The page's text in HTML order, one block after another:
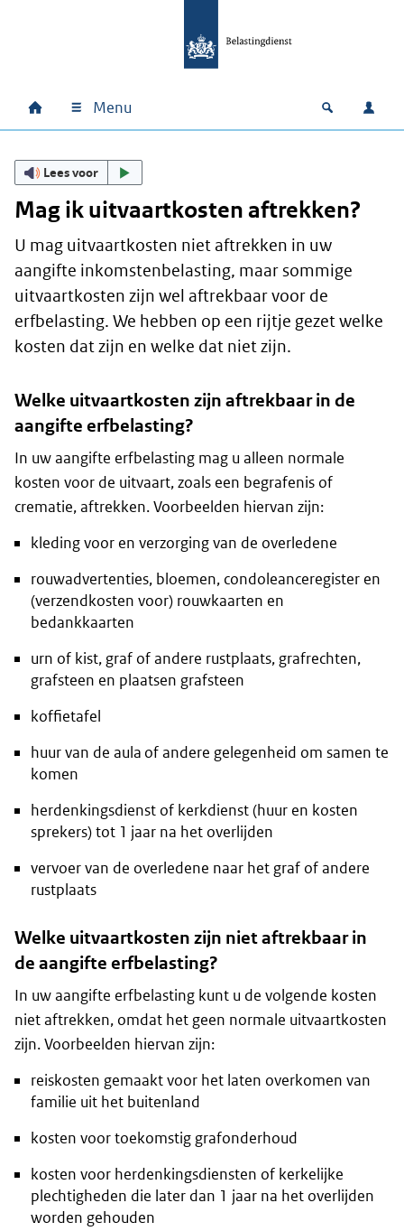
Hoofdnavigatie
Home Menu Open
Lees voor
Mag ik uitvaartkosten aftrekken?
U mag uitvaartkosten niet aftrekken in uw
aangifte inkomstenbelasting, maar sommige
uitvaartkosten zijn wel aftrekbaar voor de
erfbelasting. We hebben op een rijtje gezet welke
kosten dat zijn en welke dat niet zijn.
Welke uitvaartkosten zijn aftrekbaar in de
aangifte erfbelasting?
In uw aangifte erfbelasting mag u alleen normale
kosten voor de uitvaart, zoals een begrafenis of
crematie, aftrekken. Voorbeelden hiervan zijn:
kleding voor en verzorging van de overledene
rouwadvertenties, bloemen, condoleanceregister en
(verzendkosten voor) rouwkaarten en
bedankkaarten
urn of kist, graf of andere rustplaats, grafrechten,
grafsteen en plaatsen grafsteen
koffietafel
huur van de aula of andere gelegenheid om samen te
komen
herdenkingsdienst of kerkdienst (huur en kosten
sprekers) tot 1 jaar na het overlijden
vervoer van de overledene naar het graf of andere
rustplaats
Welke uitvaartkosten zijn niet aftrekbaar in
de aangifte erfbelasting?
In uw aangifte erfbelasting kunt u de volgende kosten
niet aftrekken, omdat het geen normale uitvaartkosten
zijn. Voorbeelden hiervan zijn:
reiskosten gemaakt voor het laten overkomen van
familie uit het buitenland
kosten voor toekomstig grafonderhoud
kosten voor herdenkingsdiensten of kerkelijke
plechtigheden die later dan 1 jaar na het overlijden
worden gehouden